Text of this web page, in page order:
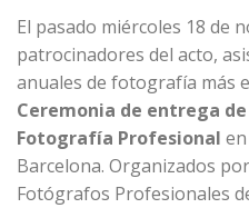
El pasado miércoles 18 de
patrocinadores del acto,
anuales de fotografía más
Ceremonia de entrega
Fotografía Profesional
Barcelona. Organizados
Fotógrafos Profesionales